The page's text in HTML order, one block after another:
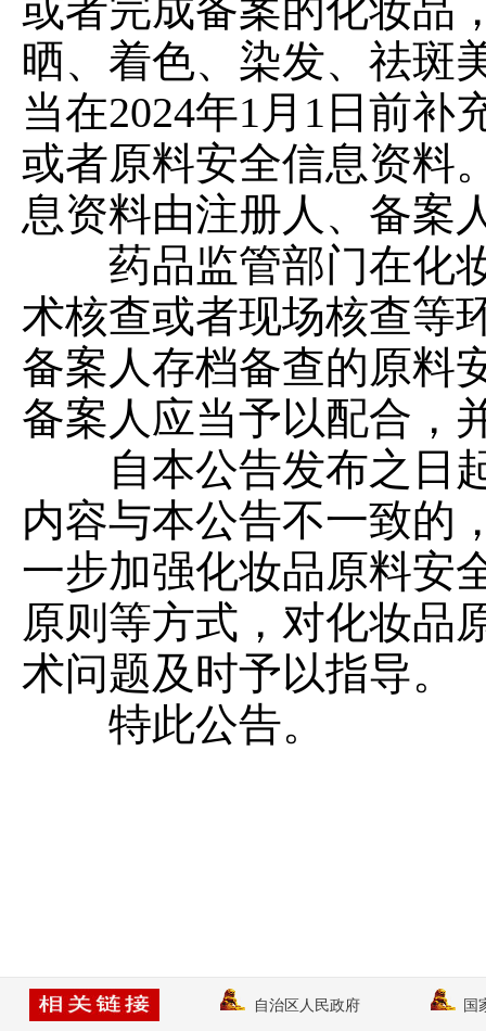
或者完成备案的化妆品
晒、着色、染发、祛斑
当在2024年1月1日前
或者原料安全信息资料
息资料由注册人、备案
药品监管部门在化妆
术核查或者现场核查等
备案人存档备查的原料
备案人应当予以配合，
自本公告发布之日起
内容与本公告不一致的
一步加强化妆品原料安
原则等方式，对化妆品
术问题及时予以指导。
特此公告。
自治区人民政府 国